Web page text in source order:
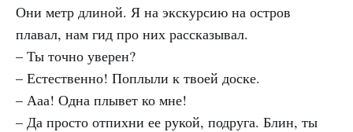
Они метр длиной. Я на экскурсию на остров
плавал, нам гид про них рассказывал.
– Ты точно уверен?
– Естественно! Поплыли к твоей доске.
– Ааа! Одна плывет ко мне!
– Да просто отпихни ее рукой, подруга. Блин, ты